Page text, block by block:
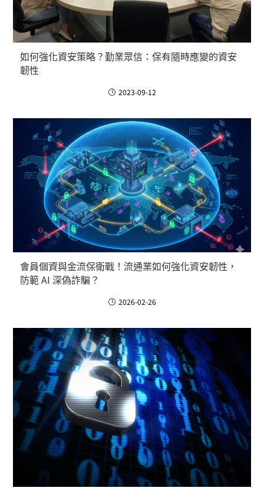
如何強化資安策略？勤業眾信：保有隨時應變的資安
韌性
2023-09-12
會員個資與金流保衛戰！流通業如何強化資安韌性，
防範 AI 深偽詐騙？
2026-02-26